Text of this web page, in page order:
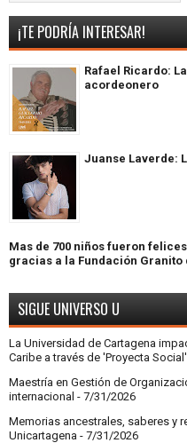
¡TE PODRÍA INTERESAR!
Rafael Ricardo:
acordeonero
Juanse Laverde:
Mas de 700 niños fueron
gracias a la Fundación Granito
SIGUE UNIVERSO U
La Universidad de Cartagena
Caribe a través de 'Proyecta Social'
Maestría en Gestión de
internacional - 7/31/2026
Memorias ancestrales, saberes y
Unicartagena - 7/31/2026